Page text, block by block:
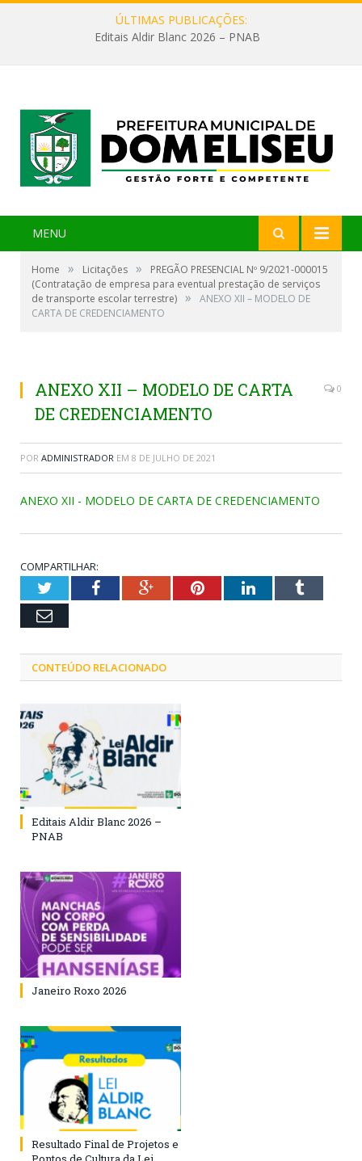
ÚLTIMAS PUBLICAÇÕES:
Editais Aldir Blanc 2026 – PNAB
MENU
Home » Licitações »
PREGÃO PRESENCIAL Nº 9/2021-000015
(Contratação de empresa para eventual prestação de serviços
de transporte escolar terrestre) »
ANEXO XII – MODELO DE
CARTA DE CREDENCIAMENTO
ANEXO XII – MODELO DE CARTA
DE CREDENCIAMENTO
0
POR ADMINISTRADOR EM 8 DE JULHO DE 2021
ANEXO XII - MODELO DE CARTA DE CREDENCIAMENTO
COMPARTILHAR:
TwitterFacebookGoogle+PinterestLinkedInTumblr
Email
CONTEÚDO RELACIONADO
Editais Aldir Blanc 2026 –
PNAB
Janeiro Roxo 2026
Resultado Final de Projetos e